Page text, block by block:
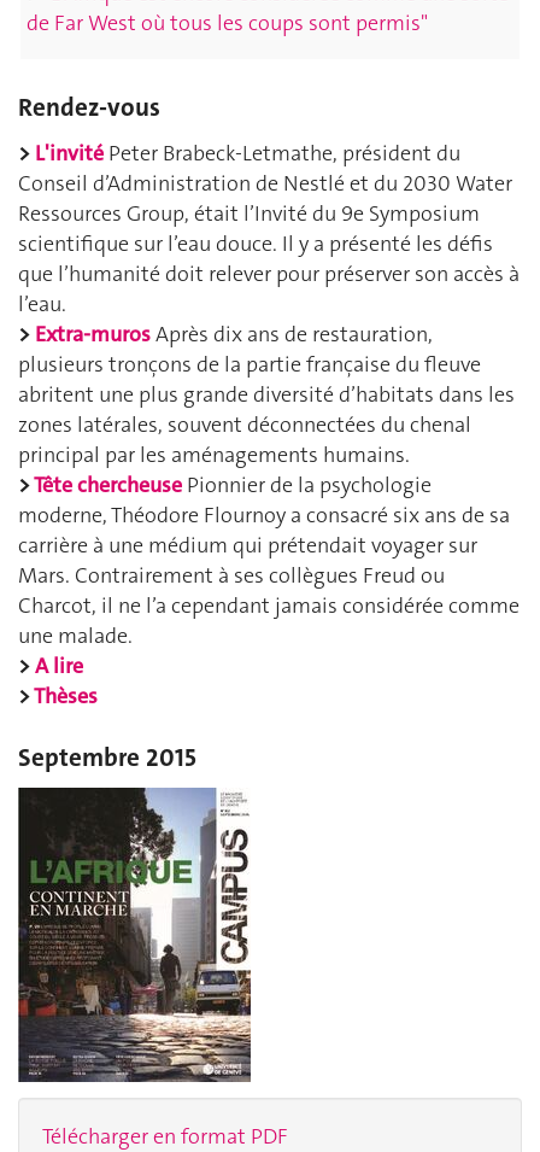
de Far West où tous les coups sont permis"
Rendez-vous
> L'invité Peter Brabeck-Letmathe, président du
Conseil d’Administration de Nestlé et du 2030 Water
Ressources Group, était l’Invité du 9e Symposium
scientifique sur l’eau douce. Il y a présenté les défis
que l’humanité doit relever pour préserver son accès à
l’eau.
> Extra-murosAprès dix ans de restauration,
plusieurs tronçons de la partie française du fleuve
abritent une plus grande diversité d’habitats dans les
zones latérales, souvent déconnectées du chenal
principal par les aménagements humains.
>Tête chercheuse Pionnier de la psychologie
moderne, Théodore Flournoy a consacré six ans de sa
carrière à une médium qui prétendait voyager sur
Mars. Contrairement à ses collègues Freud ou
Charcot, il ne l’a cependant jamais considérée comme
une malade.
>A lire
>Thèses
Septembre 2015
Télécharger en format PDF